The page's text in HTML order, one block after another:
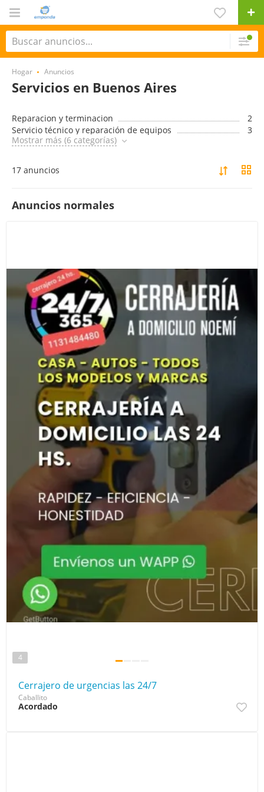
Hogar Anuncios
Servicios en Buenos Aires
Reparacion y terminacion
2
Servicio técnico y reparación de equipos
3
Mostrar más (6 categorías)
17 anuncios
Anuncios normales
4
Cerrajero de urgencias las 24/7
Caballito
Acordado